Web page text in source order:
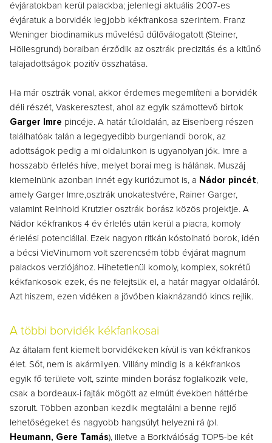
évjáratokban kerül palackba; jelenlegi aktuális 2007-es
évjáratuk a borvidék legjobb kékfrankosa szerintem. Franz
Weninger biodinamikus művelésű dűlőválogatott (Steiner,
Höllesgrund) boraiban érződik az osztrák precizitás és a kitűnő
talajadottságok pozitív összhatása.
Ha már osztrák vonal, akkor érdemes megemlíteni a borvidék
déli részét, Vaskeresztest, ahol az egyik számottevő birtok
Garger Imre pincéje. A határ túloldalán, az Eisenberg részen
találhatóak talán a legegyedibb burgenlandi borok, az
adottságok pedig a mi oldalunkon is ugyanolyan jók. Imre a
hosszabb érlelés híve, melyet borai meg is hálának. Muszáj
kiemelnünk azonban innét egy kuriózumot is, a Nádor pincét,
amely Garger Imre,osztrák unokatestvére, Rainer Garger,
valamint Reinhold Krutzler osztrák borász közös projektje. A
Nádor kékfrankos 4 év érlelés után kerül a piacra, komoly
érlelési potenciállal. Ezek nagyon ritkán kóstolható borok, idén
a bécsi VieVinumom volt szerencsém több évjárat magnum
palackos verziójához. Hihetetlenül komoly, komplex, sokrétű
kékfankosok ezek, és ne felejtsük el, a határ magyar oldaláról.
Azt hiszem, ezen vidéken a jövőben kiaknázandó kincs rejlik.
A többi borvidék kékfankosai
Az általam fent kiemelt borvidékeken kívül is van kékfrankos
élet. Sőt, nem is akármilyen. Villány mindig is a kékfrankos
egyik fő területe volt, szinte minden borász foglalkozik vele,
csak a bordeaux-i fajták mögött az elmúlt években háttérbe
szorult. Többen azonban kezdik megtalálni a benne rejlő
lehetőségeket és nagyobb hangsúlyt helyezni rá (pl.
Heumann, Gere Tamás), illetve a Borkiválóság TOP5-be két